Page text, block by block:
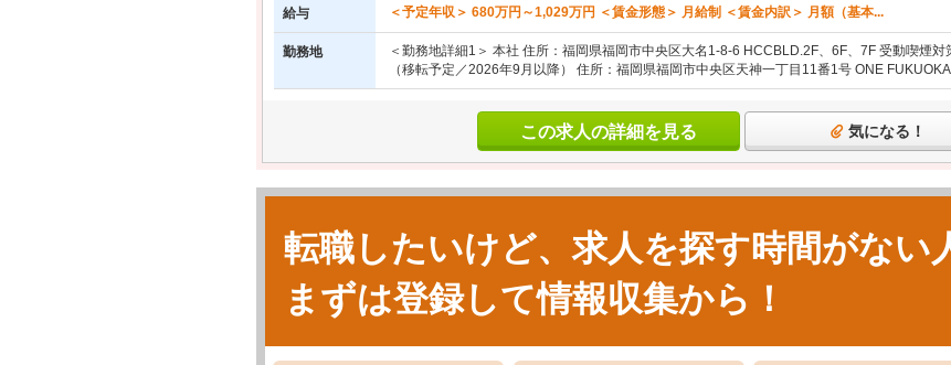
給与 ＜予定年収＞ 680万円～1,029万円 ＜賃金形態＞ 月給制 ＜賃金内訳＞ 月額（基本...
勤務地
＜勤務地詳細1＞ 本社 住所：福岡県福岡市中央区大名1-8-6 HCCBLD.2F、6F、7F 受動喫煙
（移転予定／2026年9月以降） 住所：福岡県福岡市中央区天神一丁目11番1号 ONE
この求人の詳細を見る 気になる！
転職したいけど、求人を探す時間がない
まずは登録して情報収集から！